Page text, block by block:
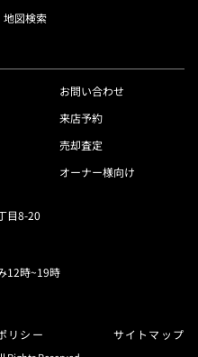
地図検索
お問い合わせ
来店予約
売却査定
オーナー様向け
目8-20
12時~19時
リシー サイトマップ